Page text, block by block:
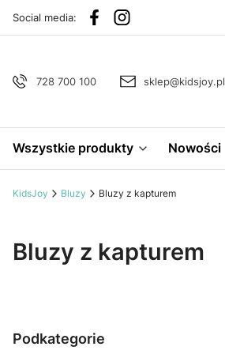
Social media:
728 700 100 sklep@kidsjoy.pl
Wszystkie produkty Nowości
KidsJoy Bluzy Bluzy z kapturem
Bluzy z kapturem
Podkategorie